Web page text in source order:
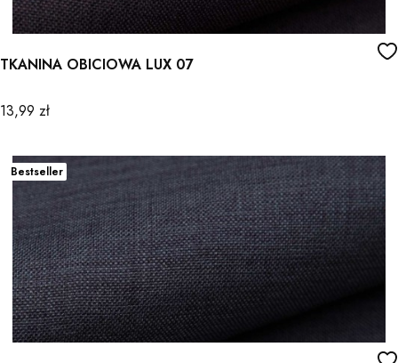
TKANINA OBICIOWA LUX 07
Cena
13,99 zł
Bestseller